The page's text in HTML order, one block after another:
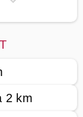
2 km